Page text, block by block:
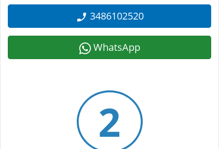
3486102520
WhatsApp
2